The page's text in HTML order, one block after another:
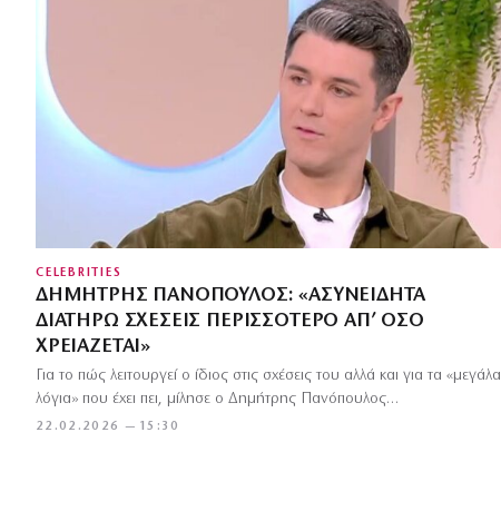
CELEBRITIES
ΔΗΜΉΤΡΗΣ ΠΑΝΌΠΟΥΛΟΣ: «ΑΣΥΝΕΊΔΗΤΑ
ΔΙΑΤΗΡΏ ΣΧΈΣΕΙΣ ΠΕΡΙΣΣΌΤΕΡΟ ΑΠ’ ΌΣΟ
ΧΡΕΙΆΖΕΤΑΙ»
22.02.2026 — 15:30
Για το πώς λειτουργεί ο ίδιος στις σχέσεις του αλλά και για τα «μεγάλα
λόγια» που έχει πει, μίλησε ο Δημήτρης Πανόπουλος…